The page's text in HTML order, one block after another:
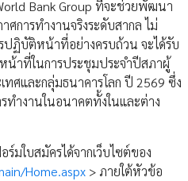
Bank Group ที่จะช่วยพัฒนา
ศการทำงานจริงระดับสากล ไม่
ปฏิบัติหน้าที่อย่างครบถ้วน จะได้รับ
น้าที่ในการประชุมประจำปีสภาผู้
ทศและกลุ่มธนาคารโลก ปี 2569 ซึ่ง
ทำงานในอนาคตทั้งในและต่าง
มใบสมัครได้จากเว็บไซต์ของ
Home.aspx > ภายใต้หัวข้อ